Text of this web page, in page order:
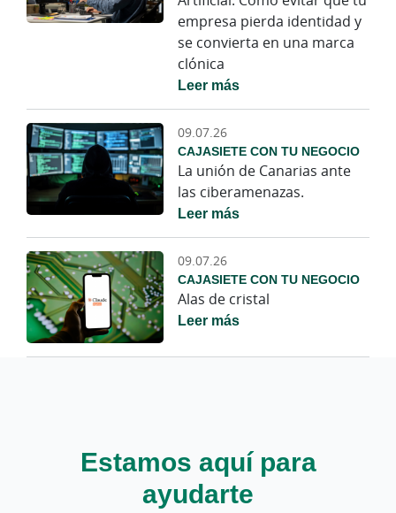
empresa pierda identidad y
se convierta en una marca
clónica
Leer más
09.07.26
CAJASIETE CON TU NEGOCIO
La unión de Canarias ante
las ciberamenazas.
Leer más
09.07.26
CAJASIETE CON TU NEGOCIO
Alas de cristal
Leer más
Estamos aquí para
ayudarte